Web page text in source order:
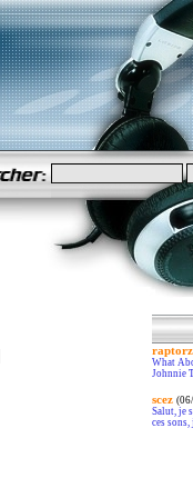
raptorz
What
Johnnie
scez
Salut, je
ces sons,